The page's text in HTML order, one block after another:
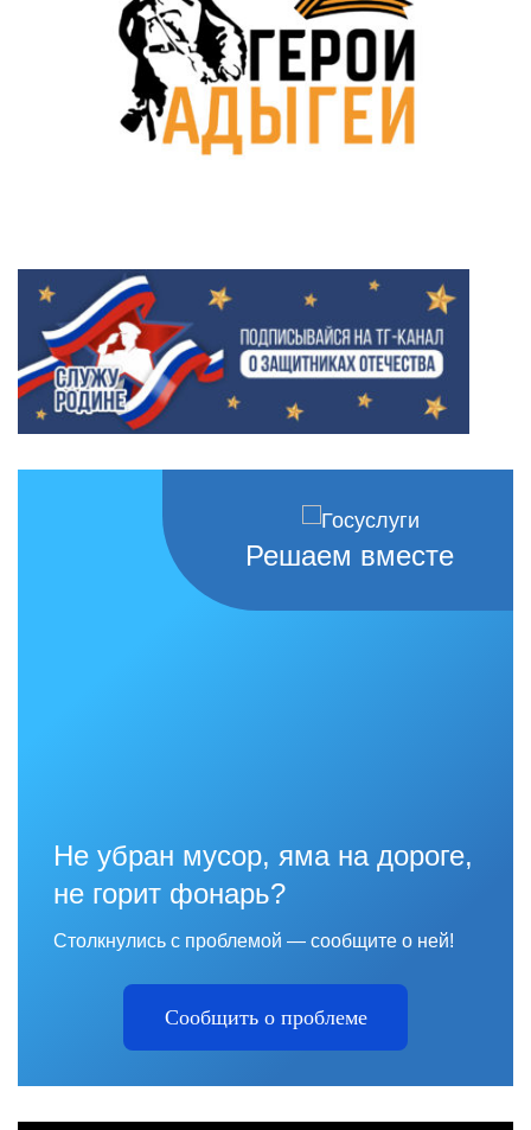
Решаем вместе
Не убран мусор, яма на дороге,
не горит фонарь?
Столкнулись с проблемой — сообщите о ней!
Сообщить о проблеме